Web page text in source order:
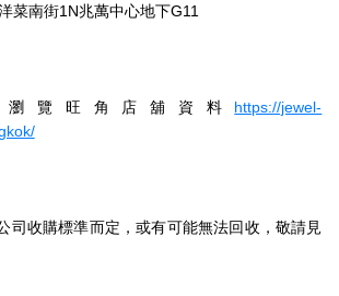
菜南街1N兆萬中心地下G11
瀏覽旺角店舖資料 https://jewel-
司收購標準而定，或有可能無法回收，敬請見